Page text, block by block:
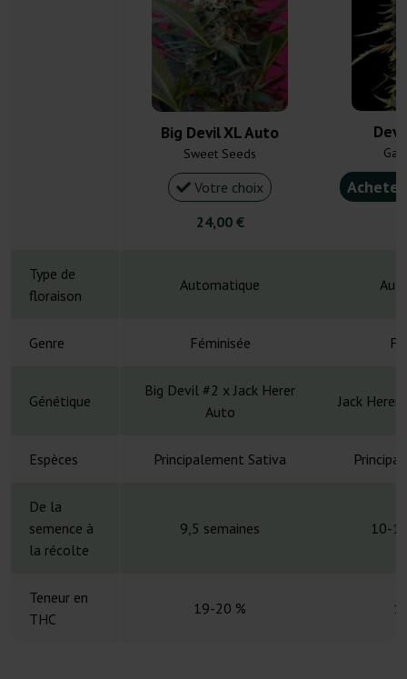
Big Devil XL Auto
Sweet Seeds
Votre choix
24,00 €
Type de
floraison
Automatique
Genre Féminisée
Génétique
Big Devil #2 x Jack Herer
Auto
Jack
Espèces Principalement Sativa
De la
semence à
la récolte
9,5 semaines 10-
Teneur en
THC
19-20 %